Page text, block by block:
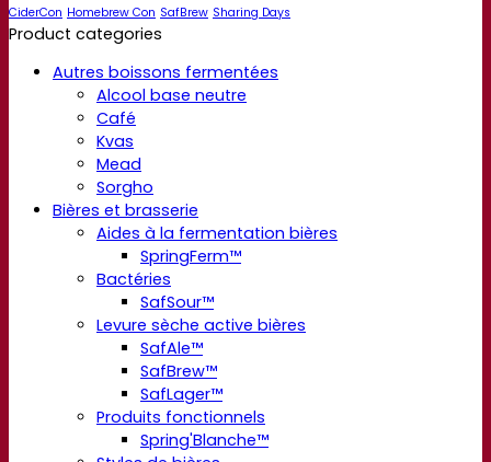
CiderCon Homebrew Con SafBrew Sharing Days
Product categories
Autres boissons fermentées
Alcool base neutre
Café
Kvas
Mead
Sorgho
Bières et brasserie
Aides à la fermentation bières
SpringFerm™
Bactéries
SafSour™
Levure sèche active bières
SafAle™
SafBrew™
SafLager™
Produits fonctionnels
Spring'Blanche™